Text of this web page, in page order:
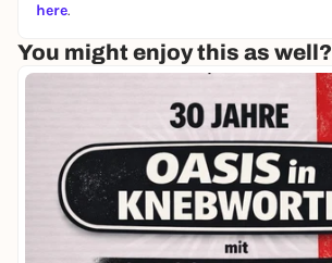
here.
You might enjoy this as well?